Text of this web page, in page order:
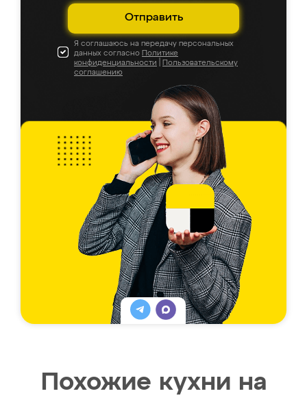
Отправить
Я соглашаюсь на передачу персональных
данных согласно Политике
конфиденциальности
Пользовательскому
соглашению
Похожие кухни на